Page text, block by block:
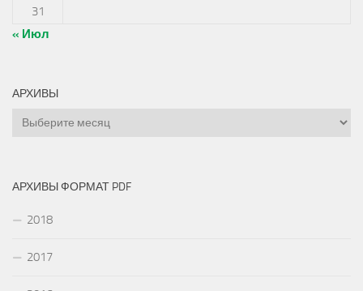
31
« Июл
АРХИВЫ
Архивы
АРХИВЫ ФОРМАТ PDF
2018
2017